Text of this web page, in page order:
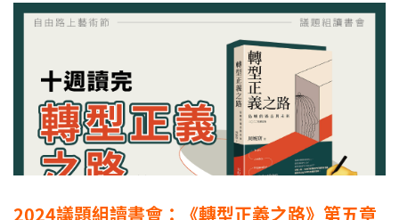
2024議題組讀書會：《轉型正義之路》第五章